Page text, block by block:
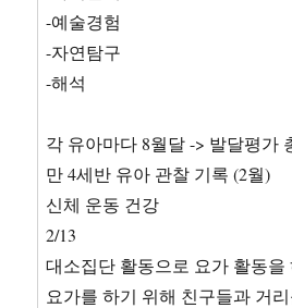
-예술경험
-자연탐구
-해석
각 유아마다 8월달 -> 발달평가
만 4세반 유아 관찰 기록 (2월)
신체 운동 건강
2/13
대소집단 활동으로 요가 활동을
요가를 하기 위해 친구들과 거